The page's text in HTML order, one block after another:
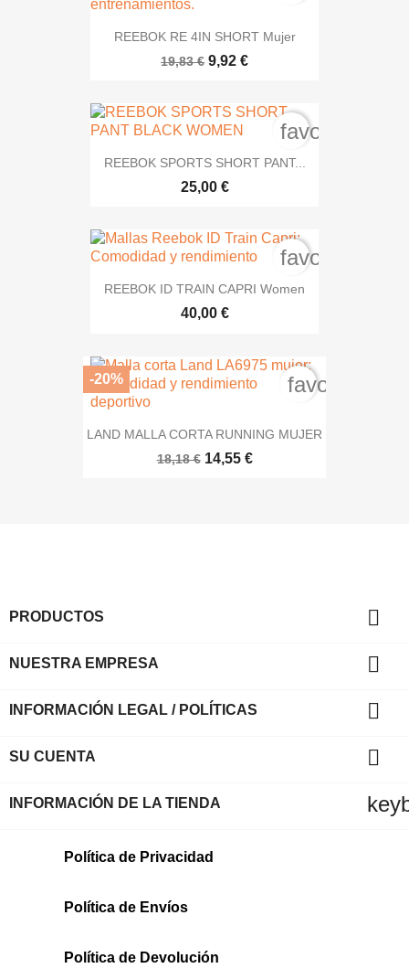
REEBOK RE 4IN SHORT Mujer
19,83 € 9,92 €
REEBOK SPORTS SHORT PANT...
25,00 €
REEBOK ID TRAIN CAPRI Women
40,00 €
LAND MALLA CORTA RUNNING MUJER
18,18 € 14,55 €
-20%
PRODUCTOS 
NUESTRA EMPRESA 
INFORMACIÓN LEGAL / POLÍTICAS 
SU CUENTA 
INFORMACIÓN DE LA TIENDA
Política de Privacidad
Política de Envíos
Política de Devolución